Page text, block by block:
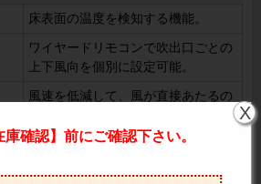
床表面の温度を検知する機能。
ワイヤードリモコンで吹出口ごとの
上下風向を個別に設定可能。
風速を低減して、風が直接あたるの
リモコン操作でスイングの設定を切
庫確認】前にご確認下さい。
X